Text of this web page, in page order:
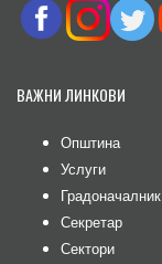
ВАЖНИ ЛИНКОВИ
Општина
Услуги
Градоначалник
Секретар
Сектори